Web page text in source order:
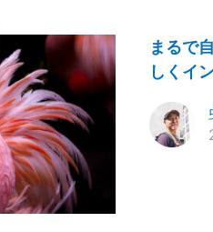
まるで
しくイ